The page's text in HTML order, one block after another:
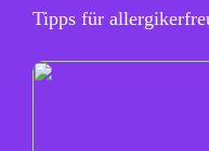
Tipps für